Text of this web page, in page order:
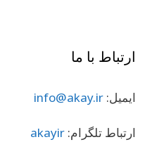
ارتباط با ما
ایمیل: info@akay.ir
ارتباط تلگرام: akayir